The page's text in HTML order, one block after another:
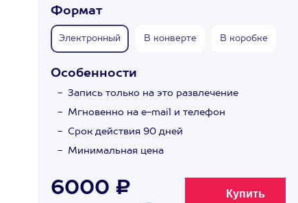
Формат
Электронный В конверте В коробке
Особенности
Запись только на это развлечение
Мгновенно на e-mail и телефон
Срок действия 90 дней
Минимальная цена
6000 ₽